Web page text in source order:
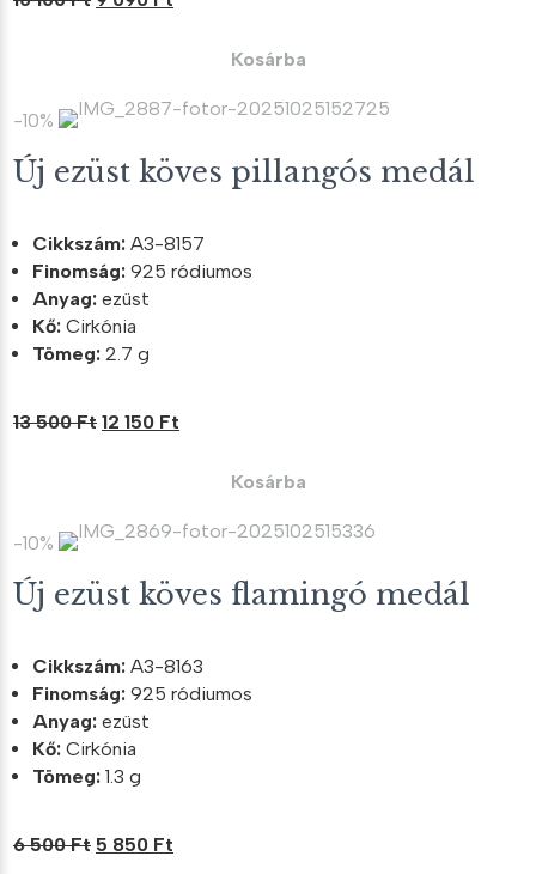
100 Ft.
090 Ft.
Kosárba
-10%
Új ezüst köves pillangós medál
Cikkszám: A3-8157
Finomság: 925 ródiumos
Anyag: ezüst
Kő: Cirkónia
Tömeg: 2.7 g
13 500Ft Original
500 Ft.
12 150 Ft
150 Ft.
Kosárba
-10%
Új ezüst köves flamingó medál
Cikkszám: A3-8163
Finomság: 925 ródiumos
Anyag: ezüst
Kő: Cirkónia
Tömeg: 1.3 g
6 500Ft Original
5 850 Ft